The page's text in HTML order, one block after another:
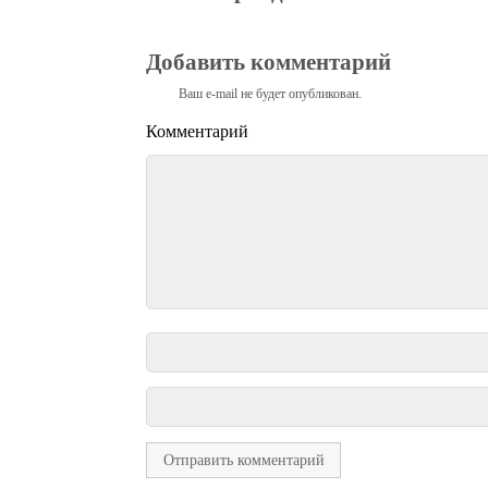
Добавить комментарий
Ваш e-mail не будет опубликован.
Комментарий